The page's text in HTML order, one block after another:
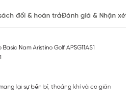
đổi & hoàn trảĐánh giá & Nhận xét
Basic Nam Aristino Golf APSG11AS1
lại sự bền bỉ, thoáng khí và co giãn